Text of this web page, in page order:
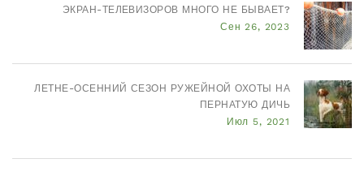
ЭКРАН-ТЕЛЕВИЗОРОВ МНОГО НЕ БЫВАЕТ?
Сен 26, 2023
ЛЕТНЕ-ОСЕННИЙ СЕЗОН РУЖЕЙНОЙ ОХОТЫ НА
ПЕРНАТУЮ ДИЧЬ
Июл 5, 2021